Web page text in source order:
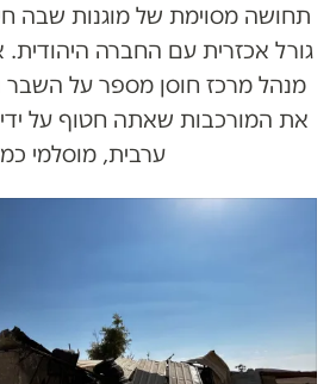
תחושה מסוימת של מוגנות שבה
גורל אכזרית עם החברה
מנהל מרכז חוסן מספר על השבר
את המורכבות שאתה חטוף על
ערבית, מוסלמי